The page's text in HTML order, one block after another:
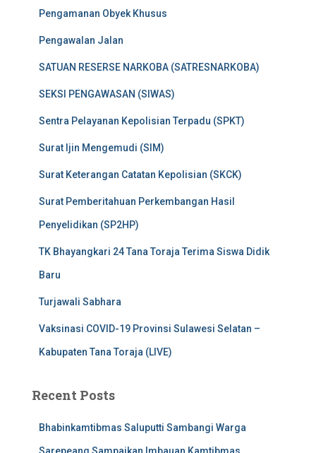
Pengamanan Obyek Khusus
Pengawalan Jalan
SATUAN RESERSE NARKOBA (SATRESNARKOBA)
SEKSI PENGAWASAN (SIWAS)
Sentra Pelayanan Kepolisian Terpadu (SPKT)
Surat Ijin Mengemudi (SIM)
Surat Keterangan Catatan Kepolisian (SKCK)
Surat Pemberitahuan Perkembangan Hasil
Penyelidikan (SP2HP)
TK Bhayangkari 24 Tana Toraja Terima Siswa Didik
Baru
Turjawali Sabhara
Vaksinasi COVID-19 Provinsi Sulawesi Selatan –
Kabupaten Tana Toraja (LIVE)
Recent Posts
Bhabinkamtibmas Saluputti Sambangi Warga
Sarepeang Sampaikan Imbauan Kamtibmas